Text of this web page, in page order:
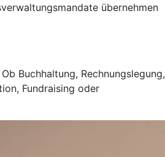
übernehmen
Buchhaltung, Rechnungslegung,
Fundraising oder